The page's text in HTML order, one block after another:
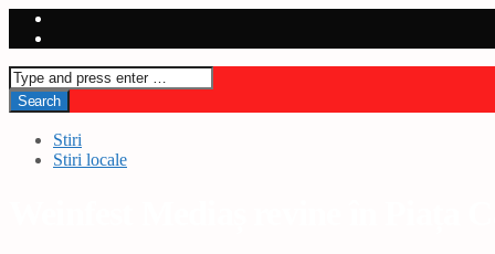
Stiri
Stiri locale